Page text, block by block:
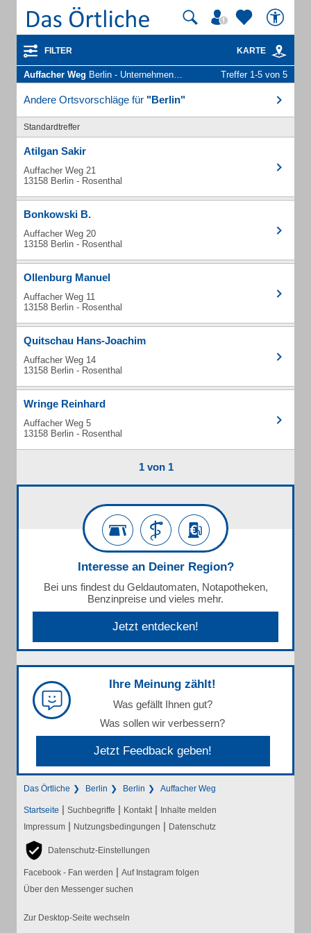
FILTER KARTE
Auffacher Weg Berlin - Unternehmen und Personen Treffer 1-5 von 5
Andere Ortsvorschläge für "Berlin"
Standardtreffer
Atilgan Sakir
Auffacher Weg 21
13158 Berlin - Rosenthal
Bonkowski B.
Auffacher Weg 20
13158 Berlin - Rosenthal
Ollenburg Manuel
Auffacher Weg 11
13158 Berlin - Rosenthal
Quitschau Hans-Joachim
Auffacher Weg 14
13158 Berlin - Rosenthal
Wringe Reinhard
Auffacher Weg 5
13158 Berlin - Rosenthal
1 von 1
Interesse an Deiner Region?
Bei uns findest du Geldautomaten, Notapotheken,
Benzinpreise und vieles mehr.
Jetzt entdecken!
Ihre Meinung zählt!
Was gefällt Ihnen gut?
Was sollen wir verbessern?
Jetzt Feedback geben!
Das Örtliche Berlin Berlin Auffacher Weg
Startseite | Suchbegriffe | Kontakt | Inhalte melden
Impressum | Nutzungsbedingungen | Datenschutz
Datenschutz-Einstellungen
Facebook - Fan werden | Auf Instagram folgen
Über den Messenger suchen
Zur Desktop-Seite wechseln